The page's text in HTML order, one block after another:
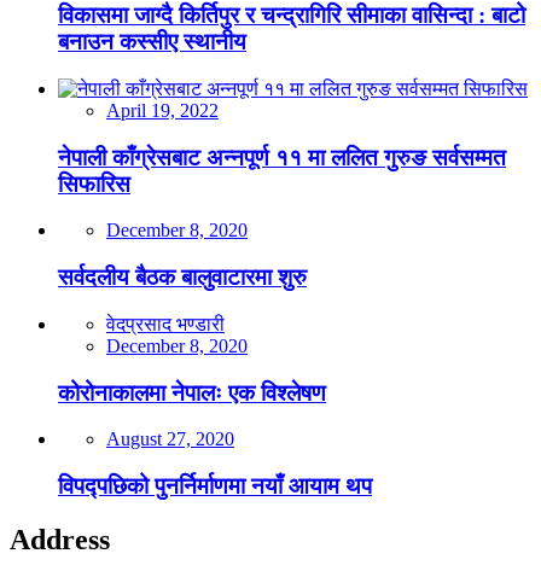
विकासमा जाग्दै किर्तिपुर र चन्द्रागिरि सीमाका वासिन्दा : बाटो
बनाउन कस्सीए स्थानीय
April 19, 2022
नेपाली काँग्रेसबाट अन्नपूर्ण ११ मा ललित गुरुङ सर्वसम्मत
सिफारिस
December 8, 2020
सर्वदलीय बैठक बालुवाटारमा शुरु
वेदप्रसाद भण्डारी
December 8, 2020
कोरोनाकालमा नेपालः एक विश्लेषण
August 27, 2020
विपद्पछिको पुनर्निर्माणमा नयाँ आयाम थप
Address